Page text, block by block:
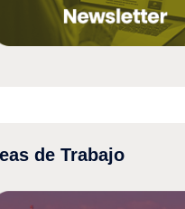
de Trabajo